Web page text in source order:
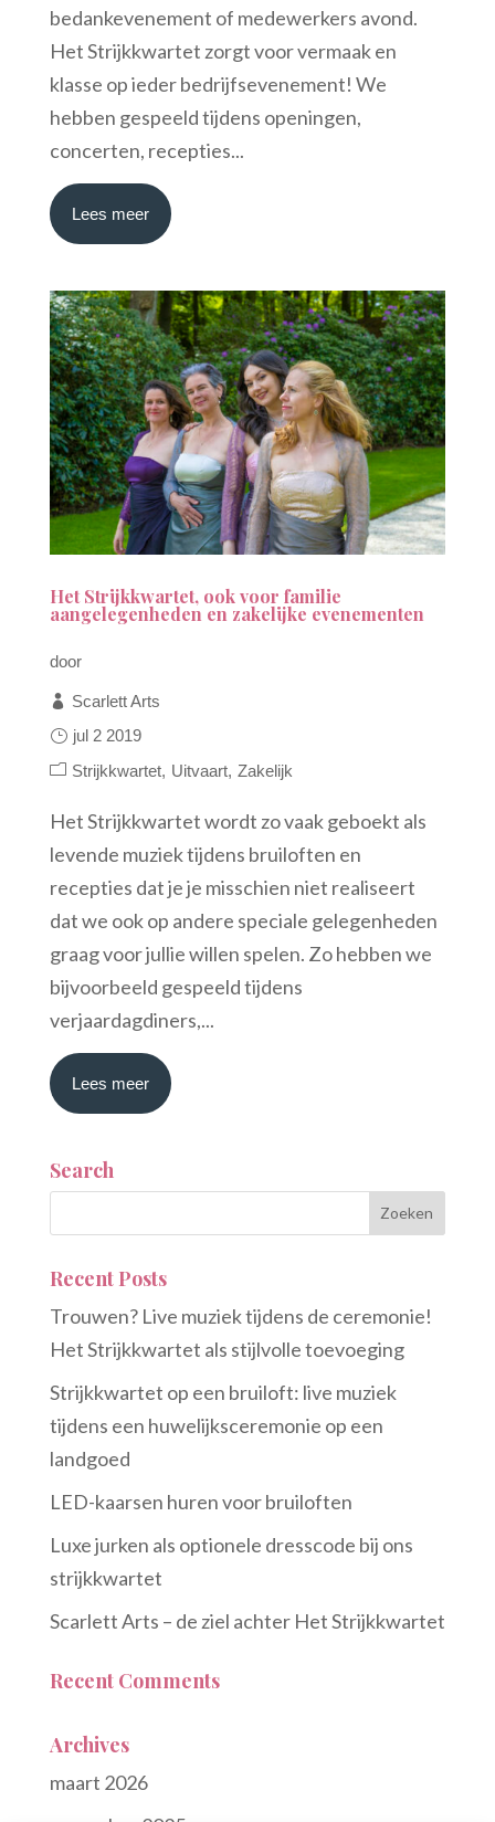
bedankevenement of medewerkers avond.
Het Strijkkwartet zorgt voor vermaak en
klasse op ieder bedrijfsevenement! We
hebben gespeeld tijdens openingen,
concerten, recepties...
Lees meer
Het Strijkkwartet, ook voor familie
aangelegenheden en zakelijke evenementen
door
Scarlett Arts
jul 2 2019
Strijkkwartet
Uitvaart Zakelijk
Het Strijkkwartet wordt zo vaak geboekt als
levende muziek tijdens bruiloften en
recepties dat je je misschien niet realiseert
dat we ook op andere speciale gelegenheden
graag voor jullie willen spelen. Zo hebben we
bijvoorbeeld gespeeld tijdens
verjaardagdiners,...
Lees meer
Search
Recent Posts
Trouwen? Live muziek tijdens de ceremonie!
Het Strijkkwartet als stijlvolle toevoeging
Strijkkwartet op een bruiloft: live muziek
tijdens een huwelijksceremonie op een
landgoed
LED-kaarsen huren voor bruiloften
Luxe jurken als optionele dresscode bij ons
strijkkwartet
Scarlett Arts – de ziel achter Het Strijkkwartet
Recent Comments
Archives
maart 2026